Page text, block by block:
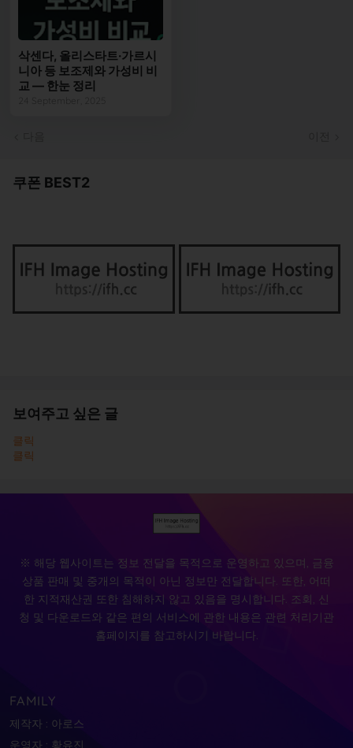
삭센다, 올리스타트·가르시
니아 등 보조제와 가성비 비
교 — 한눈 정리
쿠폰 BEST2
보여주고 싶은 글
클릭
클릭
※ 해당 웹사이트는 정보 전달을 목적으로 운영하고 있으며, 금융
상품 판매 및 중개의 목적이 아닌 정보만 전달합니다. 또한, 어떠
한 지적재산권 또한 침해하지 않고 있음을 명시합니다. 조회, 신
청 및 다운로드와 같은 편의 서비스에 관한 내용은 관련 처리기관
홈페이지를 참고하시기 바랍니다.
FAMILY
제작자 : 아로스
운영자 : 황유진